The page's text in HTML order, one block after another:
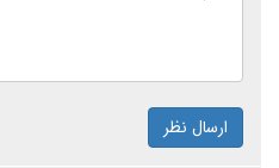
ارسال نظر